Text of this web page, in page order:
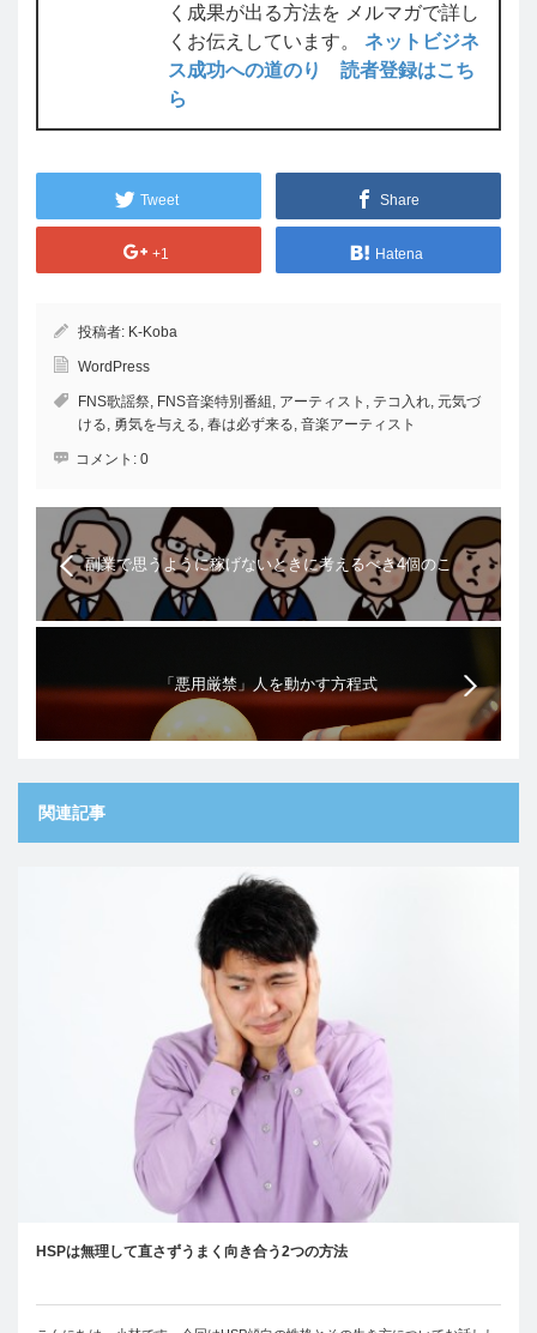
く成果が出る方法を メルマガで詳し
くお伝えしています。 ネットビジネ
ス成功への道のり 読者登録はこち
ら
Tweet Share
+1 Hatena
投稿者: K-Koba
WordPress
FNS歌謡祭 FNS音楽特別番組 アーティスト テコ入れ 元気づ
ける 勇気を与える 春は必ず来る 音楽アーティスト
コメント: 0
副業で思うように稼げないときに考えるべき4個のこ
とと状況別の対策
「悪用厳禁」人を動かす方程式
関連記事
HSPは無理して直さずうまく向き合う2つの方法